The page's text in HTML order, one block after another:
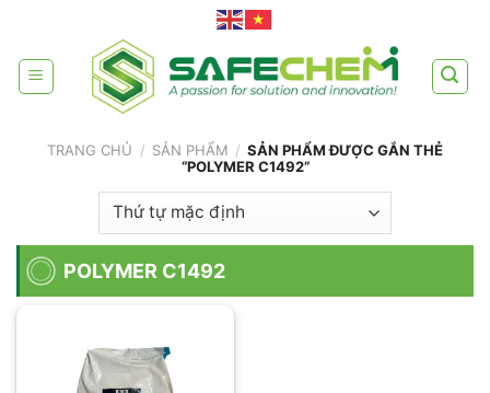
content
TRANG CHỦ / SẢN PHẨM / SẢN PHẨM ĐƯỢC GẮN THẺ
“POLYMER C1492”
POLYMER C1492